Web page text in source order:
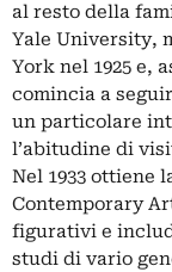
al resto della
Yale University,
York nel 1925 e,
comincia a
un particolare
l’abitudine di
Nel 1933 ottiene
Contemporary
figurativi e
studi di vario